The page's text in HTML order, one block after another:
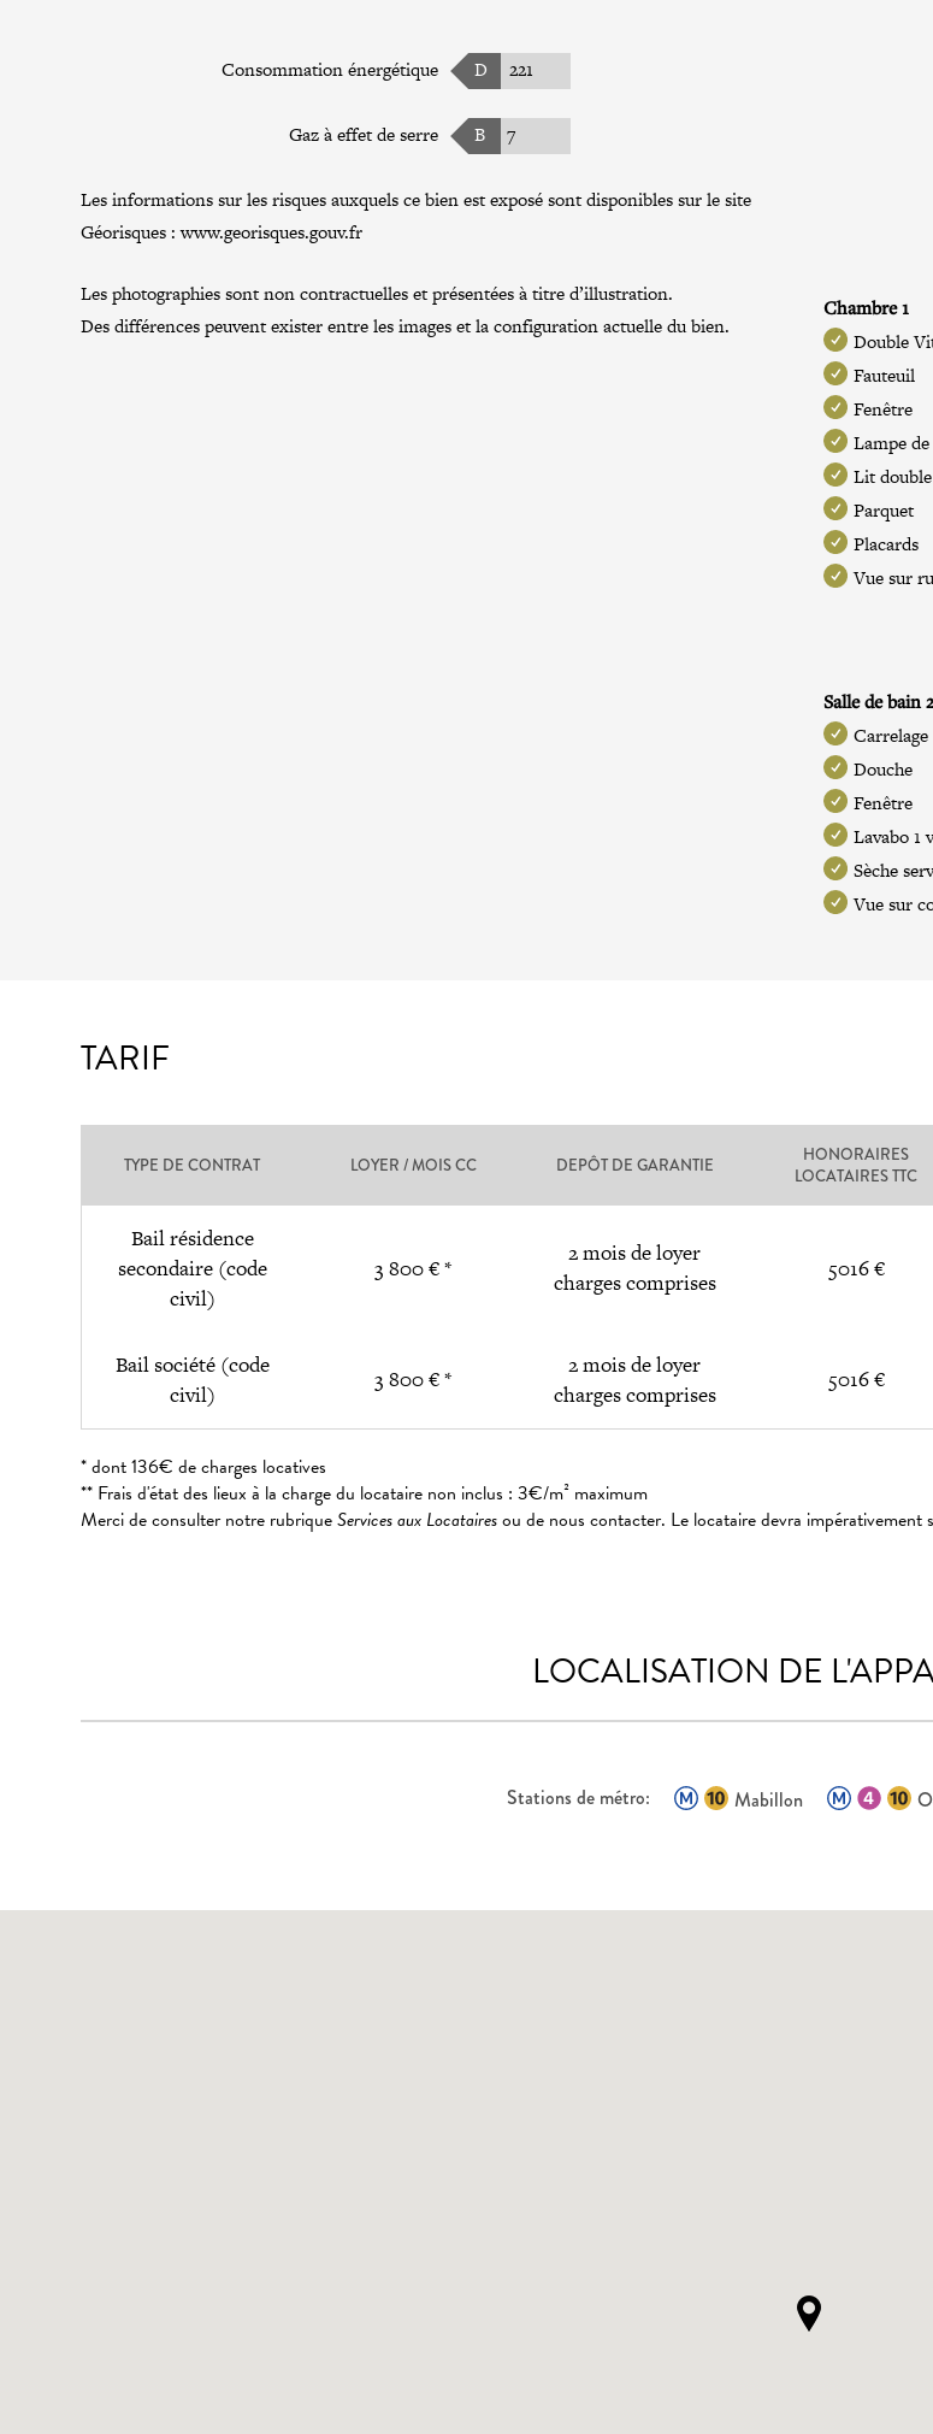
Consommation énergétique D 221
Gaz à effet de serre B 7
Les informations sur les risques auxquels ce bien est exposé sont disponibles sur le site
Géorisques :www.georisques.gouv.fr
Les photographies sont non contractuelles et présentées à titre d’illustration.
Des différences peuvent exister entre les images et la configuration actuelle du bien.
Chambre 1
Double
Fauteuil
Fenêtre
Lampe
Lit double
Parquet
Placards
Vue sur
Salle de bain
Carrelage
Douche
Fenêtre
Lavabo 1
Sèche
Vue sur
TARIF
TYPE DE CONTRAT LOYER / MOIS CC DEPÔT DE GARANTIE
HONORAIRES
LOCATAIRES TTC
Bail résidence
secondaire (code
civil)
3 800 € *
2 mois de loyer
charges comprises
5016 €
Bail société (code
civil)
3 800 € *
2 mois de loyer
charges comprises
5016 €
* dont 136€ de charges locatives
** Frais d'état des lieux à la charge du locataire non inclus : 3€/m² maximum
Merci de consulter notre rubriqueServices aux Locatairesou de nous contacter. Le locataire devra impérativement
LOCALISATION DE
Stations de métro: Mabillon